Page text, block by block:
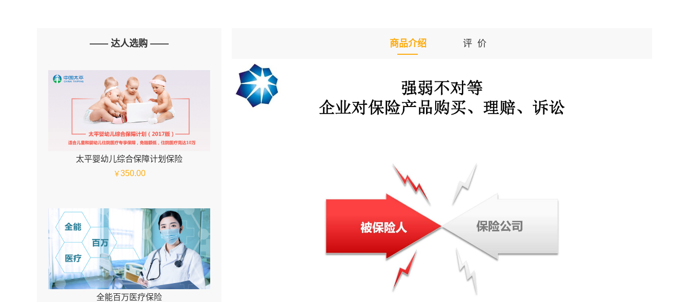
—— 达人选购 ——
太平婴幼儿综合保障计划保险
￥350.00
全能百万医疗保险
商品介绍 评 价